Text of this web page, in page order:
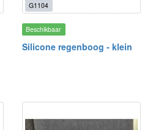
G1104
Beschikbaar
Silicone regenboog - klein